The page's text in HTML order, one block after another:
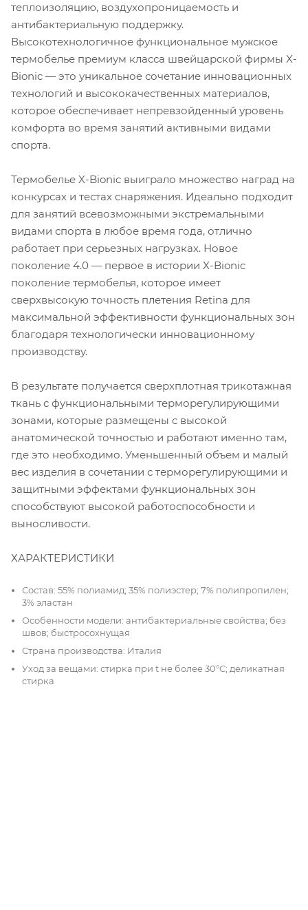
теплоизоляцию, воздухопроницаемость и
антибактериальную поддержку.
Высокотехнологичное функциональное мужское
термобелье премиум класса швейцарской фирмы X-
Bionic — это уникальное сочетание инновационных
технологий и высококачественных материалов,
которое обеспечивает непревзойденный уровень
комфорта во время занятий активными видами
спорта.
Термобелье X-Bionic выиграло множество наград на
конкурсах и тестах снаряжения. Идеально подходит
для занятий всевозможными экстремальными
видами спорта в любое время года, отлично
работает при серьезных нагрузках. Новое
поколение 4.0 — первое в истории X-Bionic
поколение термобелья, которое имеет
сверхвысокую точность плетения Retina для
максимальной эффективности функциональных зон
благодаря технологически инновационному
производству.
В результате получается сверхплотная трикотажная
ткань c функциональными терморегулирующими
зонами, которые размещены с высокой
анатомической точностью и работают именно там,
где это необходимо. Уменьшенный объем и малый
вес изделия в сочетании с терморегулирующими и
защитными эффектами функциональных зон
способствуют высокой работоспособности и
выносливости.
ХАРАКТЕРИСТИКИ
Состав: 55% полиамид; 35% полиэстер; 7% полипропилен;
3% эластан
Особенности модели: антибактериальные свойства; без
швов; быстросохнущая
Страна производства: Италия
Уход за вещами: стирка при t не более 30°C; деликатная
стирка